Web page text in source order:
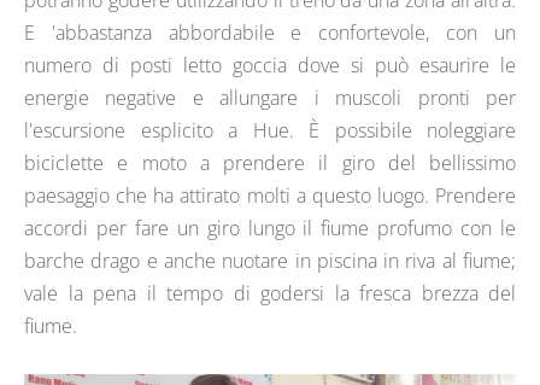
E 'abbastanza abbordabile e confortevole, con un
numero di posti letto goccia dove si può esaurire le
energie negative e allungare i muscoli pronti per
l'escursione esplicito a Hue. È possibile noleggiare
biciclette e moto a prendere il giro del bellissimo
paesaggio che ha attirato molti a questo luogo. Prendere
accordi per fare un giro lungo il fiume profumo con le
barche drago e anche nuotare in piscina in riva al fiume;
vale la pena il tempo di godersi la fresca brezza del
fiume.